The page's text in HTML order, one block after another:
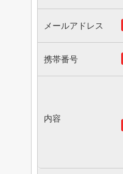
メールアドレス
携帯番号
内容